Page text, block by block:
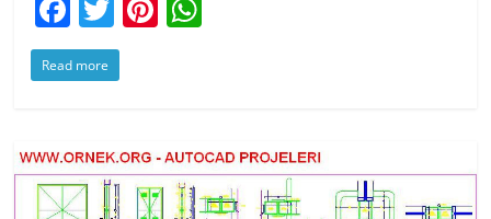
a
c
b
o
w
itt
st A
p
Read more